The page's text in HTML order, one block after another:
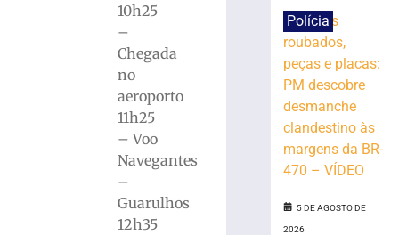
10h25
–
Chegada
no
aeroporto
11h25
– Voo
Navegantes
–
Guarulhos
12h35
Ciclística
Cidade
Brusque
distribuirá
premiação
Polícia
5 DE AGOSTO DE
2026